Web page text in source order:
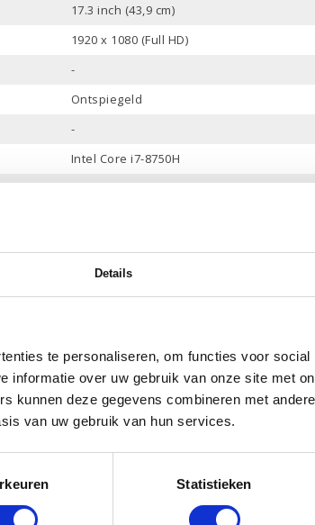
Details
te personaliseren, om functies voor
informatie over uw gebruik van onze site met
kunnen deze gegevens combineren met
van uw gebruik van hun services.
Statistieken
17.3 inch (43,9 cm)
1920 x 1080 (Full HD)
-
Ontspiegeld
-
Intel Core i7-8750H
9 Mb
16 Gb
NVIDIA GeForce GTX 1060
6 Gb
Ja
Ja
Bang & Olufsen, 2 luidsprekers